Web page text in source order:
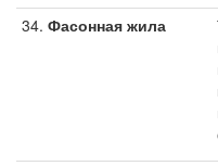
34. Фасонная жила